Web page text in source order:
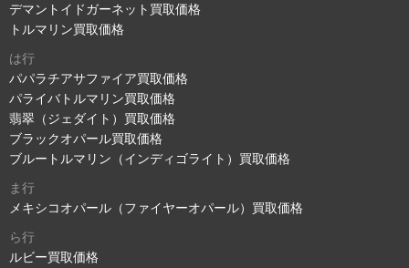
デマントイドガーネット買取価格
トルマリン買取価格
は行
パパラチアサファイア買取価格
パライバトルマリン買取価格
翡翠（ジェダイト）買取価格
ブラックオパール買取価格
ブルートルマリン（インディゴライト）買取価格
ま行
メキシコオパール（ファイヤーオパール）買取価格
ら行
ルビー買取価格